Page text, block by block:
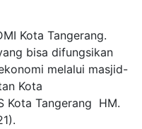
Kota Tangerang.
bisa difungsikan
melalui masjid-
Kota
Kota Tangerang HM.